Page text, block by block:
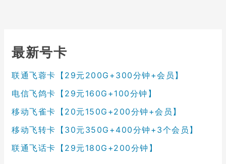
最新号卡
联通飞蓉卡【29元200G+300分钟+会员】
电信飞鸽卡【29元160G+100分钟】
移动飞雀卡【20元150G+200分钟+会员】
移动飞转卡【30元350G+400分钟+3个会员】
联通飞话卡【29元180G+200分钟】